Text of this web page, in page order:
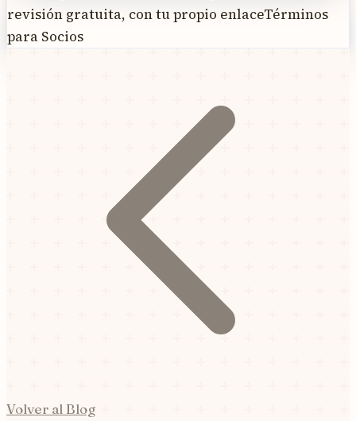
revisión gratuita, con tu propio enlaceTérminos
para Socios
Volver al Blog